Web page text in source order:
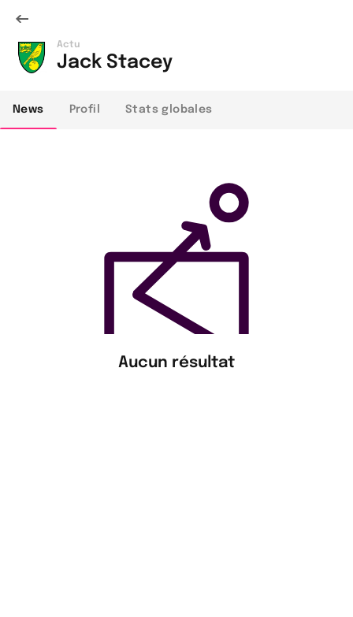
Actu
Jack Stacey
News Profil Stats globales
Aucun résultat